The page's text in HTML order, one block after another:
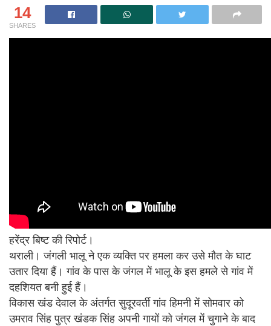
14
SHARES
हरेंद्र बिष्ट की रिपोर्ट।
थराली। जंगली भालू ने एक व्यक्ति पर हमला कर उसे मौत के घाट
उतार दिया हैं। गांव के पास के जंगल में भालू के इस हमले से गांव में
दहशियत बनी हुई हैं।
विकास खंड देवाल के अंतर्गत सुदूरवर्ती गांव हिमनी में सोमवार को
उमराव सिंह पुत्र खंडक सिंह अपनी गायों को जंगल में चुगाने के बाद